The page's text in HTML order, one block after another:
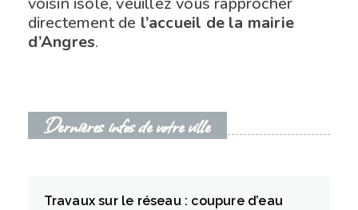
directement de l’accueil de la mairie
d’Angres.
Dernières infos de votre ville
Travaux sur le réseau : coupure d’eau